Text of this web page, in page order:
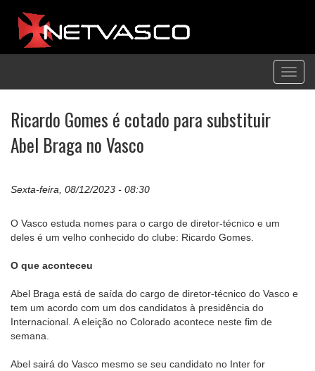
Ricardo Gomes é cotado para substituir
Abel Braga no Vasco
Sexta-feira, 08/12/2023 - 08:30
O Vasco estuda nomes para o cargo de diretor-técnico e um
deles é um velho conhecido do clube: Ricardo Gomes.
O que aconteceu
Abel Braga está de saída do cargo de diretor-técnico do Vasco e
tem um acordo com um dos candidatos à presidência do
Internacional. A eleição no Colorado acontece neste fim de
semana.
Abel sairá do Vasco mesmo se seu candidato no Inter for